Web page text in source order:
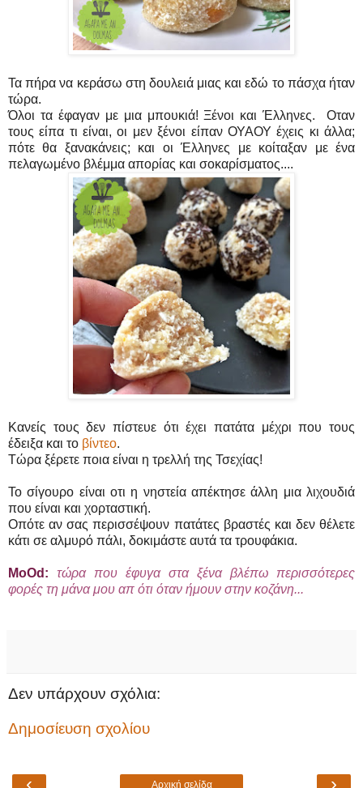
Τα πήρα να κεράσω στη δουλειά μιας και εδώ το πάσχα ήταν
τώρα.
Όλοι τα έφαγαν με μια μπουκιά! Ξένοι και Έλληνες. Οταν
τους είπα τι είναι, οι μεν ξένοι είπαν ΟΥΑΟΥ έχεις κι άλλα;
πότε θα ξανακάνεις; και οι Έλληνες με κοίταξαν με ένα
πελαγωμένο βλέμμα απορίας και σοκαρίσματος....
Κανείς τους δεν πίστευε ότι έχει πατάτα μέχρι που τους
έδειξα και το βίντεο.
Τώρα ξέρετε ποια είναι η τρελλή της Τσεχίας!
Το σίγουρο είναι οτι η νηστεία απέκτησε άλλη μια λιχουδιά
που είναι και χορταστική.
Οπότε αν σας περισσέψουν πατάτες βραστές και δεν θέλετε
κάτι σε αλμυρό πάλι, δοκιμάστε αυτά τα τρουφάκια.
ΜοΟd: τώρα που έφυγα στα ξένα βλέπω περισσότερες
φορές τη μάνα μου απ ότι όταν ήμουν στην κοζάνη...
Δεν υπάρχουν σχόλια:
Δημοσίευση σχολίου
‹ ›
Αρχική σελίδα